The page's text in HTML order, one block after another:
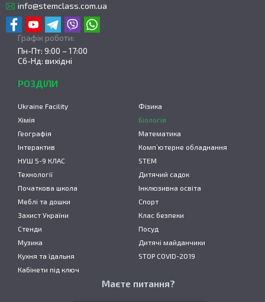
info@stemclass.com.ua
Графік роботи:
Пн-Пт: 9:00 – 17:00
Сб-Нд: вихідні
РОЗДІЛИ
Ukraine Facility
Фізика
Хімія
Біологія
Географія
Математика
Інтерактив
Комп’ютерне обладнання
НУШ 5-9 КЛАС
STEM
Технології
Дитячий садок
Початкова школа
Інклюзивна освіта
Меблі та дошки
Спорт
Захист України
Клас безпеки
Стенди
Посуд
Музика
Дитячі майданчики
Кухня та їдальня
STOP COVID-2019
Кабінети під ключ
Маєте питання?